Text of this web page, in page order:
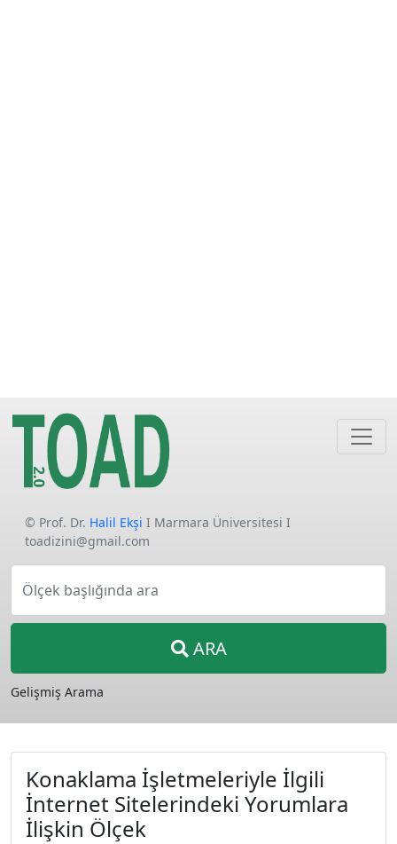
© Prof. Dr. Halil Ekşi I Marmara Üniversitesi I
toadizini@gmail.com
Ölçek başlığında ara
ARA
Gelişmiş Arama
Konaklama İşletmeleriyle İlgili
İnternet Sitelerindeki Yorumlara
İlişkin Ölçek